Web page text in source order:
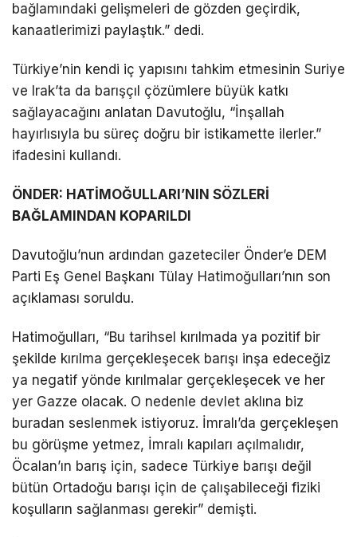
bağlamındaki gelişmeleri de gözden geçirdik,
kanaatlerimizi paylaştık.” dedi.
Türkiye’nin kendi iç yapısını tahkim etmesinin Suriye
ve Irak’ta da barışçıl çözümlere büyük katkı
sağlayacağını anlatan Davutoğlu, “İnşallah
hayırlısıyla bu süreç doğru bir istikamette ilerler.”
ifadesini kullandı.
ÖNDER: HATİMOĞULLARI’NIN SÖZLERİ
BAĞLAMINDAN KOPARILDI
Davutoğlu’nun ardından gazeteciler Önder’e DEM
Parti Eş Genel Başkanı Tülay Hatimoğulları’nın son
açıklaması soruldu.
Hatimoğulları, “Bu tarihsel kırılmada ya pozitif bir
şekilde kırılma gerçekleşecek barışı inşa edeceğiz
ya negatif yönde kırılmalar gerçekleşecek ve her
yer Gazze olacak. O nedenle devlet aklına biz
buradan seslenmek istiyoruz. İmralı’da gerçekleşen
bu görüşme yetmez, İmralı kapıları açılmalıdır,
Öcalan’ın barış için, sadece Türkiye barışı değil
bütün Ortadoğu barışı için de çalışabileceği fiziki
koşulların sağlanması gerekir” demişti.